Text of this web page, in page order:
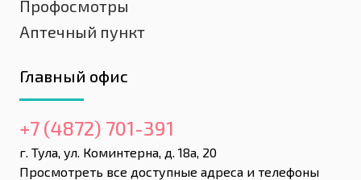
Профосмотры
Аптечный пункт
Главный офис
+7 (4872) 701-391
г. Тула, ул. Коминтерна, д. 18а, 20
Просмотреть все доступные адреса и телефоны